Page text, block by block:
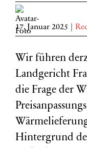
17. Januar 2025
Wir führen
Landgericht
die Frage der
Hintergrund